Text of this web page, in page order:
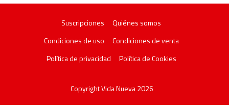
Suscripciones
Quiénes somos
Condiciones de uso
Condiciones de venta
Política de privacidad
Política de Cookies
Copyright Vida Nueva 2026